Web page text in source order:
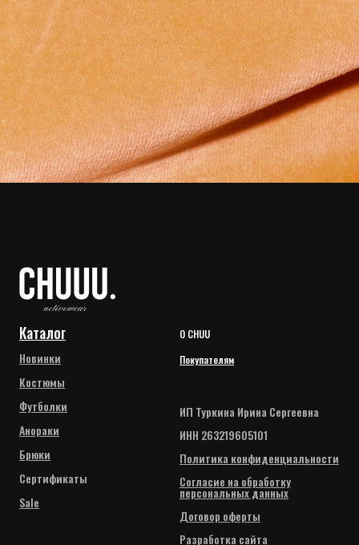
Каталог
Новинки
Костюмы
Футболки
Анораки
Брюки
Сертификаты
Sale
О CHUU
Покупателям
ИП Туркина Ирина Сергеевна
ИНН 263219605101
Политика конфиденциальности
Согласие на обработку
персональных данных
Договор оферты
Разработка сайта